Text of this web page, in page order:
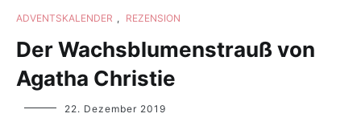
ADVENTSKALENDER , REZENSION
Der Wachsblumenstrauß von
Agatha Christie
Yvonne
22. Dezember 2019